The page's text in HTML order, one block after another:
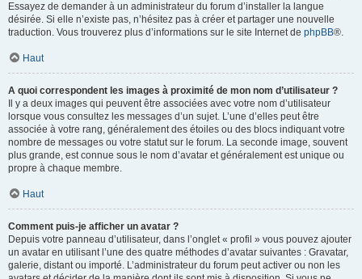
Essayez de demander à un administrateur du forum d’installer la langue
désirée. Si elle n’existe pas, n’hésitez pas à créer et partager une nouvelle
traduction. Vous trouverez plus d’informations sur le site Internet de phpBB®.
Haut
A quoi correspondent les images à proximité de mon nom d’utilisateur ?
Il y a deux images qui peuvent être associées avec votre nom d’utilisateur
lorsque vous consultez les messages d’un sujet. L’une d’elles peut être
associée à votre rang, généralement des étoiles ou des blocs indiquant votre
nombre de messages ou votre statut sur le forum. La seconde image, souvent
plus grande, est connue sous le nom d’avatar et généralement est unique ou
propre à chaque membre.
Haut
Comment puis-je afficher un avatar ?
Depuis votre panneau d’utilisateur, dans l’onglet « profil » vous pouvez ajouter
un avatar en utilisant l’une des quatre méthodes d’avatar suivantes : Gravatar,
galerie, distant ou importé. L’administrateur du forum peut activer ou non les